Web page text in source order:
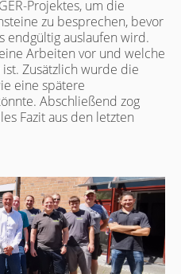
Projektes, um die
zu besprechen, bevor
endgültig auslaufen wird.
Arbeiten vor und welche
Zusätzlich wurde die
eine spätere
Abschließend zog
Fazit aus den letzten